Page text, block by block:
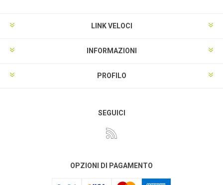
LINK VELOCI
INFORMAZIONI
PROFILO
SEGUICI
OPZIONI DI PAGAMENTO